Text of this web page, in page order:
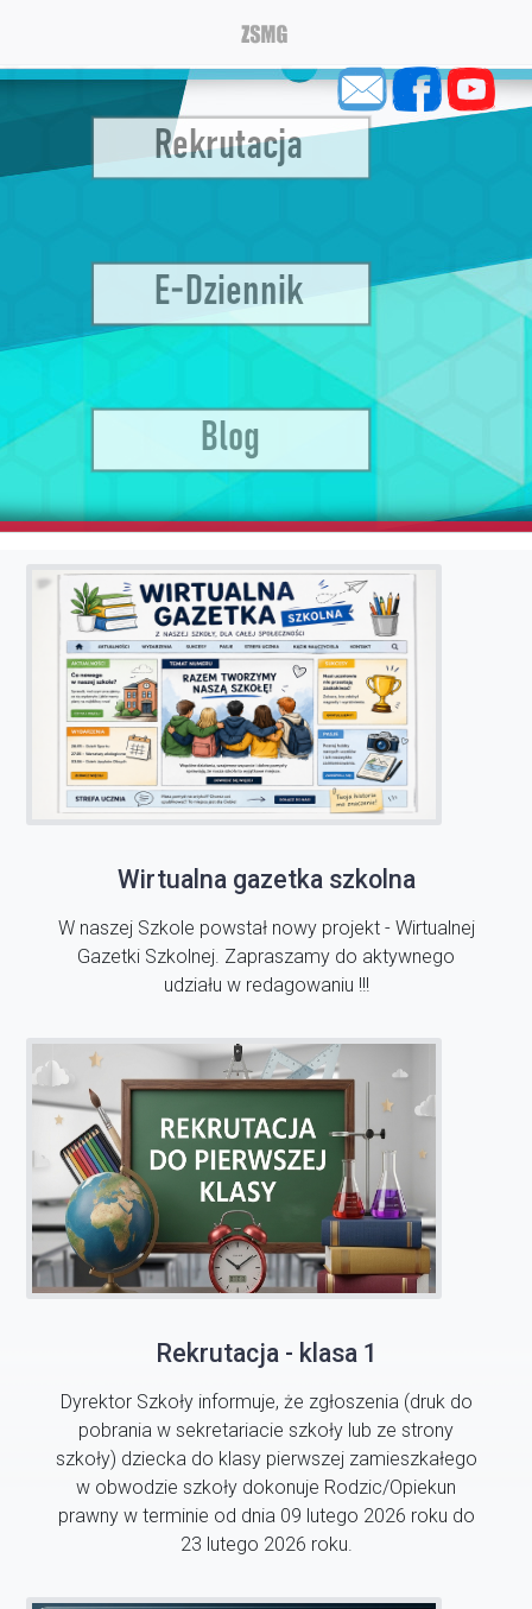
Wirtualna gazetka szkolna
W naszej Szkole powstał nowy projekt - Wirtualnej
Gazetki Szkolnej. Zapraszamy do aktywnego
udziału w redagowaniu !!!
Rekrutacja - klasa 1
Dyrektor Szkoły informuje, że zgłoszenia (druk do
pobrania w sekretariacie szkoły lub ze strony
szkoły) dziecka do klasy pierwszej zamieszkałego
w obwodzie szkoły dokonuje Rodzic/Opiekun
prawny w terminie od dnia 09 lutego 2026 roku do
23 lutego 2026 roku.